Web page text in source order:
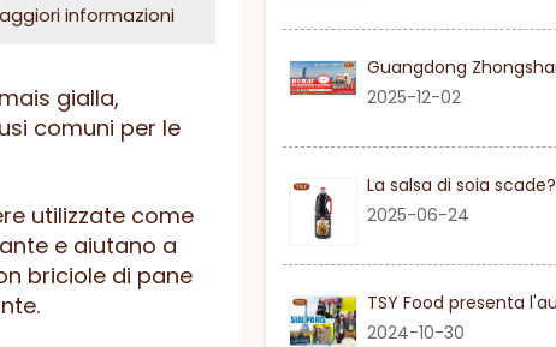
informazioni
gialla,
comuni per le
utilizzate come
e aiutano a
briciole di pane
2025-12-02
La salsa di soia scade?
2025-06-24
2024-10-30